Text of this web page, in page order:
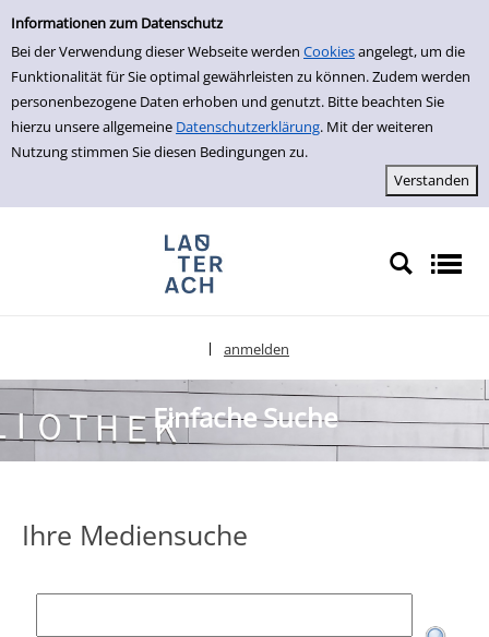
Einfache Suche
Informationen zum Datenschutz
Bei der Verwendung dieser Webseite werden Cookiesangelegt, um die
Funktionalität für Sie optimal gewährleisten zu können. Zudem werden
personenbezogene Daten erhoben und genutzt. Bitte beachten Sie
hierzu unsere allgemeine Datenschutzerklärung. Mit der weiteren
Nutzung stimmen Sie diesen Bedingungen zu.
zur Navigation springen
zum Inhalt springen
Zur Detailanzeige springen
anmelden
Einfache Suche
Ihre Mediensuche